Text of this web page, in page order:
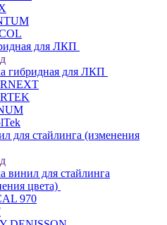
для ЛКП
гибридная для ЛКП
для стайлинга (изменения
винил для стайлинга
цвета)
970